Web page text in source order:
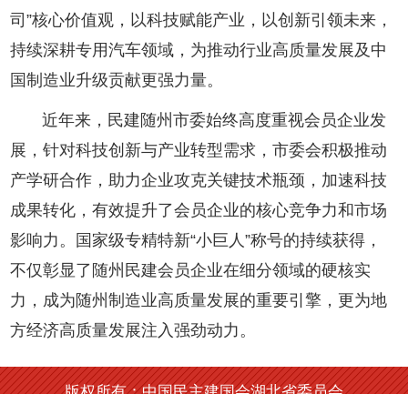
司”核心价值观，以科技赋能产业，以创新引领未来，
持续深耕专用汽车领域，为推动行业高质量发展及中
国制造业升级贡献更强力量。
近年来，民建随州市委始终高度重视会员企业发
展，针对科技创新与产业转型需求，市委会积极推动
产学研合作，助力企业攻克关键技术瓶颈，加速科技
成果转化，有效提升了会员企业的核心竞争力和市场
影响力。国家级专精特新“小巨人”称号的持续获得，
不仅彰显了随州民建会员企业在细分领域的硬核实
力，成为随州制造业高质量发展的重要引擎，更为地
方经济高质量发展注入强劲动力。